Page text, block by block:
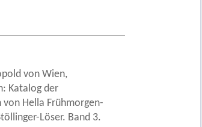
von Wien,
Katalog der
Hella Frühmorgen-
Löser. Band 3.